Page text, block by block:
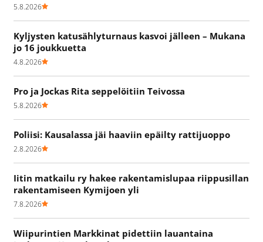
5.8.2026
Kyljysten katusählyturnaus kasvoi jälleen – Mukana
jo 16 joukkuetta
4.8.2026
Pro ja Jockas Rita seppelöitiin Teivossa
5.8.2026
Poliisi: Kausalassa jäi haaviin epäilty rattijuoppo
2.8.2026
Iitin matkailu ry hakee rakentamislupaa riippusillan
rakentamiseen Kymijoen yli
7.8.2026
Wiipurintien Markkinat pidettiin lauantaina